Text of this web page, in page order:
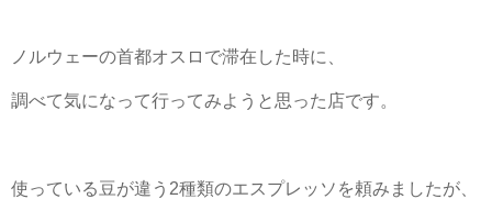
ノルウェーの首都オスロで滞在した時に、
調べて気になって行ってみようと思った店です。
使っている豆が違う2種類のエスプレッソを頼みましたが、